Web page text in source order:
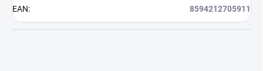
EAN: 8594212705911